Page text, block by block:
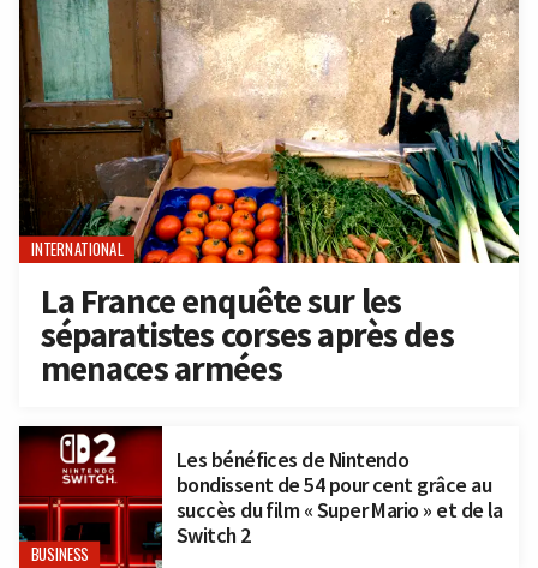
INTERNATIONAL
La France enquête sur les
séparatistes corses après des
menaces armées
BUSINESS
Les bénéfices de Nintendo
bondissent de 54 pour cent grâce au
succès du film « Super Mario » et de la
Switch 2